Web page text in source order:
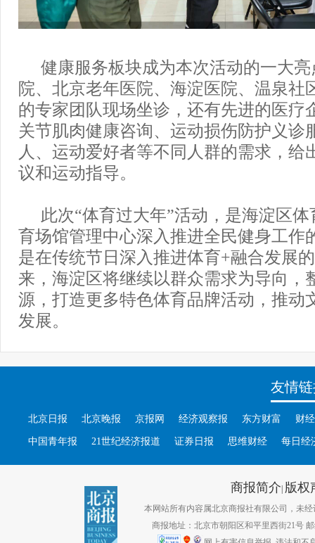
健康服务板块成为本次活动的一大
院、北京老年医院、海淀医院、温泉社
的专家团队现场坐诊，还有先进的医疗
关节肌肉健康咨询、运动损伤防护义诊
人、运动爱好者等不同人群的需求，给
议和运动指导。
此次“体育过大年”活动，是海淀区
育场馆管理中心深入推进全民健身工作
是在传统节日深入推进体育+融合发展
来，海淀区将继续以群众需求为导向，
源，打造更多特色体育品牌活动，推动
发展。
友情
北京日报 北京晚报 京报网 经济观察报 东方财富 财
中国青年报 21世纪经济报道 证券日报 思维财经 每日经
商报简介| 版权
本网站所有内容属北京商报社有限公司，未经
商报地址：北京市朝阳区和平里西街21号